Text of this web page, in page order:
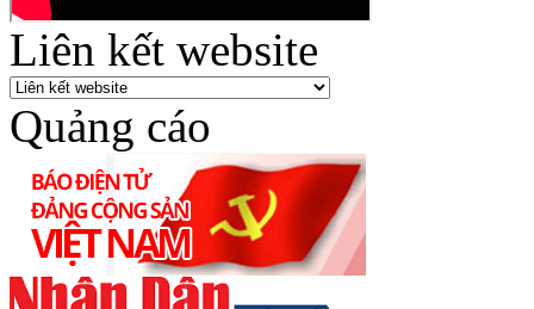
Liên kết website
Quảng cáo